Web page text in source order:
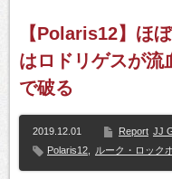
【Polaris12】ほ
はロドリゲスが流
で破る
2019.12.01 Report JJ
Polaris12
ルーク・ロック